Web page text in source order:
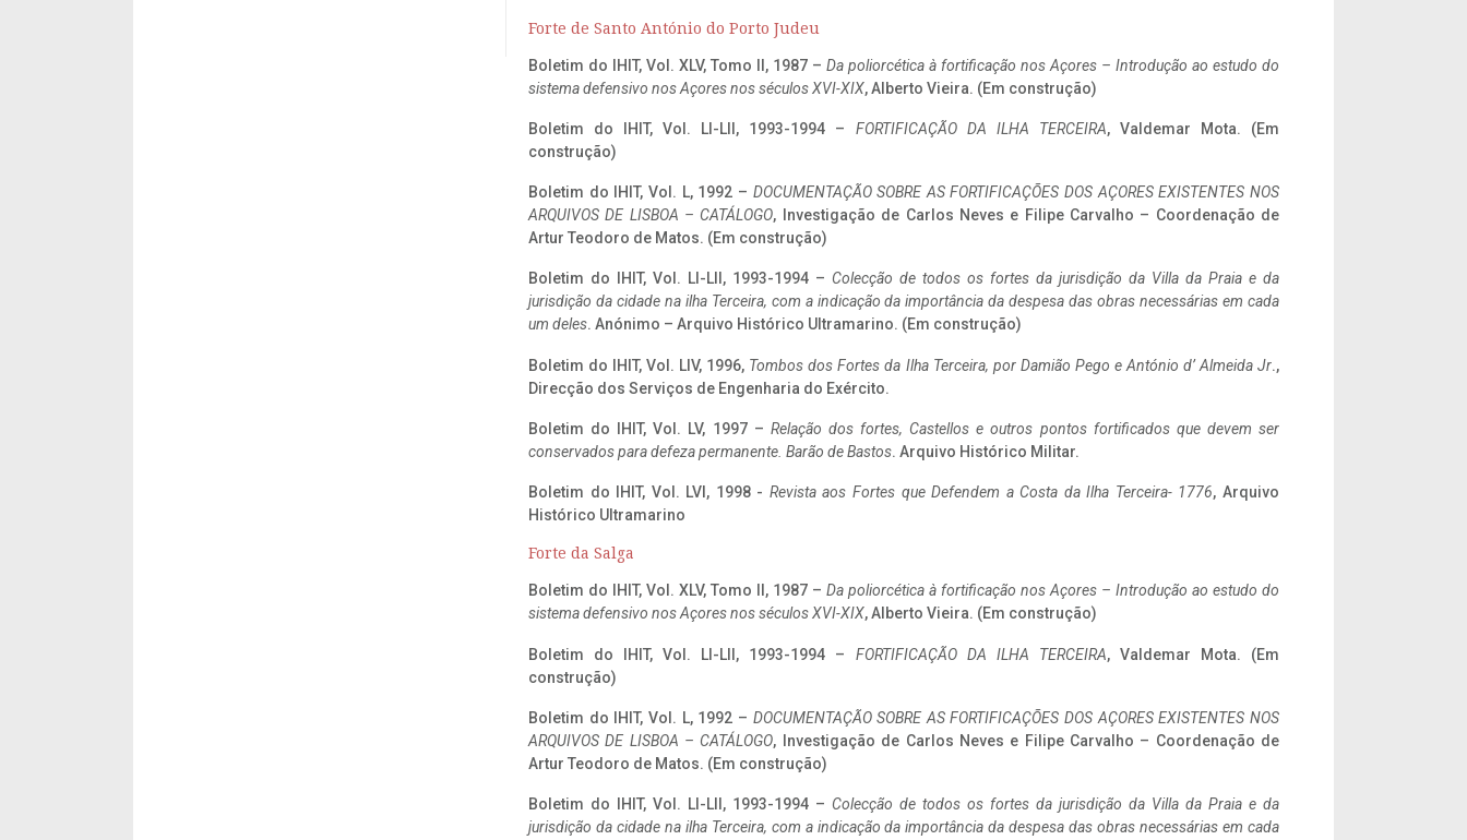
Forte de Santo António do Porto Judeu
Boletim do IHIT, Vol. XLV, Tomo II, 1987 – Da poliorcética à fortificação nos Açores – Introdução ao estudo do
sistema defensivo nos Açores nos séculos XVI-XIX, Alberto Vieira. (Em construção)
Boletim do IHIT, Vol. LI-LII, 1993-1994 – FORTIFICAÇÃO DA ILHA TERCEIRA, Valdemar Mota. (Em
construção)
Boletim do IHIT, Vol. L, 1992 – DOCUMENTAÇÃO SOBRE AS FORTIFICAÇÕES DOS AÇORES EXISTENTES NOS
ARQUIVOS DE LISBOA – CATÁLOGO, Investigação de Carlos Neves e Filipe Carvalho – Coordenação de
Artur Teodoro de Matos. (Em construção)
Boletim do IHIT, Vol. LI-LII, 1993-1994 – Colecção de todos os fortes da jurisdição da Villa da Praia e da
jurisdição da cidade na ilha Terceira, com a indicação da importância da despesa das obras necessárias em cada
um deles. Anónimo – Arquivo Histórico Ultramarino. (Em construção)
Boletim do IHIT, Vol. LIV, 1996, Tombos dos Fortes da Ilha Terceira, por Damião Pego e António d’ Almeida Jr.,
Direcção dos Serviços de Engenharia do Exército.
Boletim do IHIT, Vol. LV, 1997 – Relação dos fortes, Castellos e outros pontos fortificados que devem ser
conservados para defeza permanente. Barão de Bastos. Arquivo Histórico Militar.
Boletim do IHIT, Vol. LVI, 1998 - Revista aos Fortes que Defendem a Costa da Ilha Terceira- 1776, Arquivo
Histórico Ultramarino
Forte da Salga
Boletim do IHIT, Vol. XLV, Tomo II, 1987 – Da poliorcética à fortificação nos Açores – Introdução ao estudo do
sistema defensivo nos Açores nos séculos XVI-XIX, Alberto Vieira. (Em construção)
Boletim do IHIT, Vol. LI-LII, 1993-1994 – FORTIFICAÇÃO DA ILHA TERCEIRA, Valdemar Mota. (Em
construção)
Boletim do IHIT, Vol. L, 1992 – DOCUMENTAÇÃO SOBRE AS FORTIFICAÇÕES DOS AÇORES EXISTENTES NOS
ARQUIVOS DE LISBOA – CATÁLOGO, Investigação de Carlos Neves e Filipe Carvalho – Coordenação de
Artur Teodoro de Matos. (Em construção)
Boletim do IHIT, Vol. LI-LII, 1993-1994 – Colecção de todos os fortes da jurisdição da Villa da Praia e da
jurisdição da cidade na ilha Terceira, com a indicação da importância da despesa das obras necessárias em cada